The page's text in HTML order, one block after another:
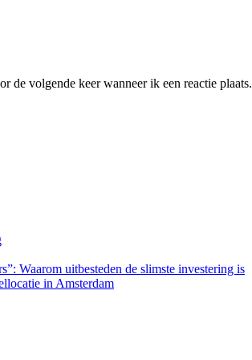
de volgende keer wanneer ik een reactie plaats.
Waarom uitbesteden de slimste investering is
in Amsterdam